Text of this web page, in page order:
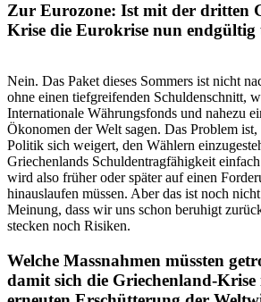
Zur Eurozone: Ist mit der dritten
Krise die Eurokrise nun endgültig
Nein. Das Paket dieses Sommers ist nicht
ohne einen tiefgreifenden Schuldenschnitt,
Internationale Währungsfonds und nahezu
Ökonomen der Welt sagen. Das Problem ist,
Politik sich weigert, den Wählern
Griechenlands Schuldentragfähigkeit
wird also früher oder später auf einen
hinauslaufen müssen. Aber das ist noch
Meinung, dass wir uns schon beruhigt
stecken noch Risiken.
Welche Massnahmen müssten
damit sich die Griechenland-Krise